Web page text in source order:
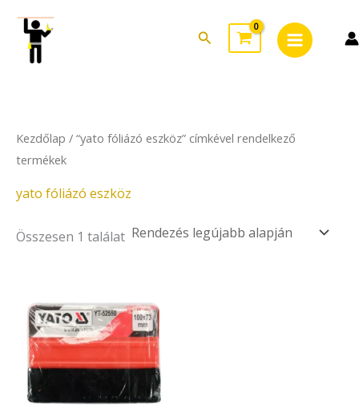
content
Search
Menu
Kezdőlap / “yato fóliázó eszköz” címkével rendelkező
termékek
yato fóliázó eszköz
Összesen 1 találat